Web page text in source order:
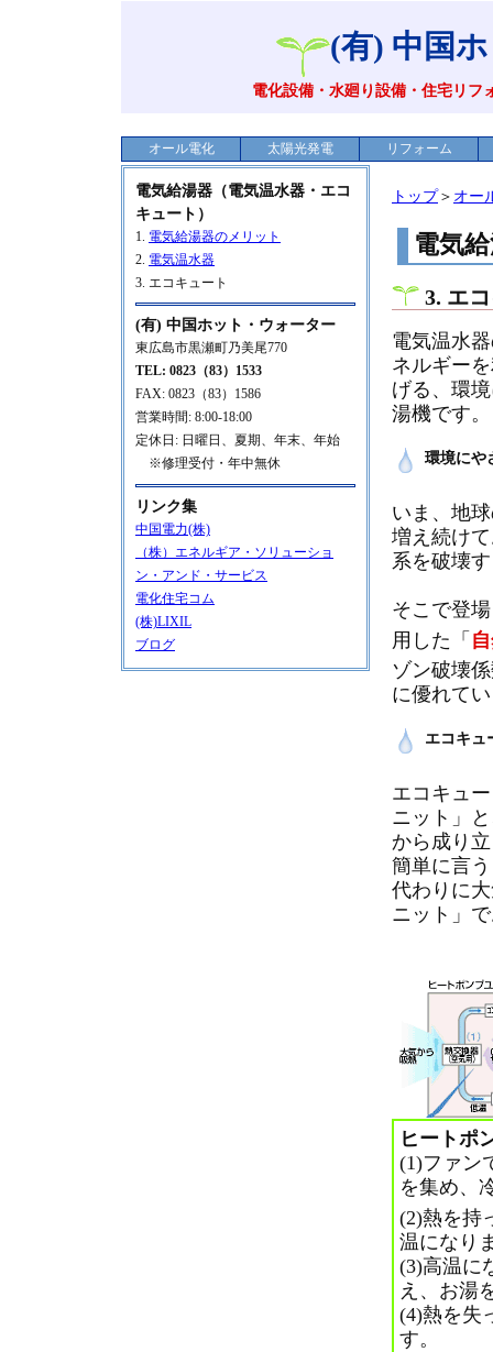
(有) 中国
電化設備・水廻り設備・住宅リフ
オール電化 太陽光発電 リフォーム
電気給湯器（電気温水器・エコ
キュート）
1. 電気給湯器のメリット
2. 電気温水器
3. エコキュート
(有) 中国ホット・ウォーター
東広島市黒瀬町乃美尾770
TEL: 0823（83）1533
FAX: 0823（83）1586
営業時間: 8:00-18:00
定休日: 日曜日、夏期、年末、年始
※修理受付・年中無休
リンク集
中国電力(株)
（株）エネルギア・ソリューショ
ン・アンド・サービス
電化住宅コム
(株)LIXIL
ブログ
トップ＞ オー
電気
3. エ
電気温水
ネルギー
げる、環
湯機です。
環境にや
いま、地
増え続け
系を破壊
そこで登
用した「
ゾン破壊
に優れて
エコキュ
エコキュ
ニット」
から成り
簡単に言
代わりに
ニット」
ヒートポ
(1)ファン
を集め、
(2)熱を持
温になり
(3)高温に
え、お湯
(4)熱を失
す。